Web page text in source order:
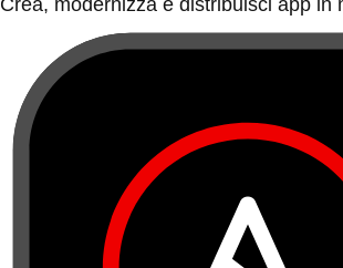
Crea, modernizza e distribuisci app in